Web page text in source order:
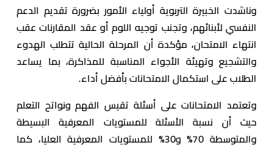
وناشدت الخبيرة التربوية أولياء الأمور بضرورة تقديم الدعم
النفسي لأبنائهم، وتجنب توجيه اللوم أو عقد المقارنات عقب
انتهاء الامتحان، مؤكدة أن المرحلة الحالية تتطلب الهدوء
والتشجيع وتهيئة الأجواء المناسبة للمذاكرة، بما يساعد
الطلاب على استكمال الامتحانات بأفضل أداء.
وتعتمد الامتحانات على أسئلة تقيس الفهم ونواتح التعلم
حيث أن نسبة الأسئلة للمستويات المعرفية البسيطة
والمتوسطة 70% و30% للمستويات المعرفية العليا، كما